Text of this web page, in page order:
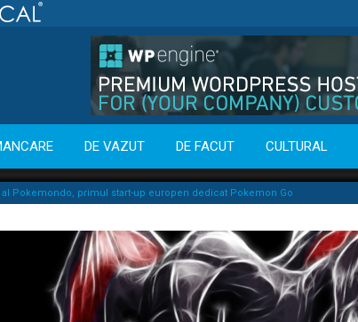
DE VAZUT DE FACUT CULTURAL
Pokemondo, primul start-up europen dedicat Pokemon Go